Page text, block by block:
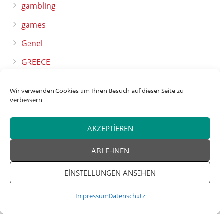
Wir verwenden Cookies um Ihren Besuch auf dieser Seite zu
verbessern
AKZEPTIEREN
ABLEHNEN
EINSTELLUNGEN ANSEHEN
ImpressumDatenschutz
gambling
games
Genel
GREECE
Guides
Health & Fitness, Alternative Medicine
Home & Family, Crafts